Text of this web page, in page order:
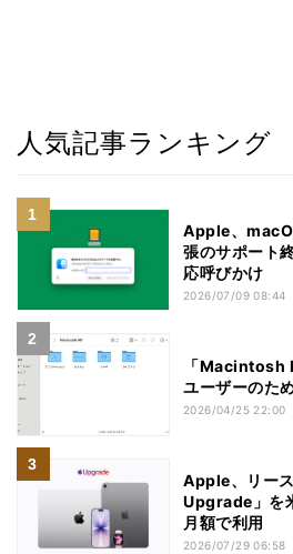
人気記事ランキング
Apple、
張のサポート
応呼びかけ
2026/07/09 08:44
「Macintosh
ユーザーのた
2026/04/25 22:00
Apple、リー
Upgrade」を
月額で利用
2026/07/29 06:58